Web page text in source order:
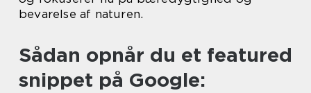
bevarelse af naturen.
Sådan opnår du et featured
snippet på Google: